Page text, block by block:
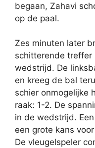
begaan, Zahavi
op de paal.
Zes minuten later
schitterende treffer
wedstrijd. De
en kreeg de bal
schier onmogelijke
raak: 1-2. De
in de wedstrijd.
een grote kans
De vleugelspeler